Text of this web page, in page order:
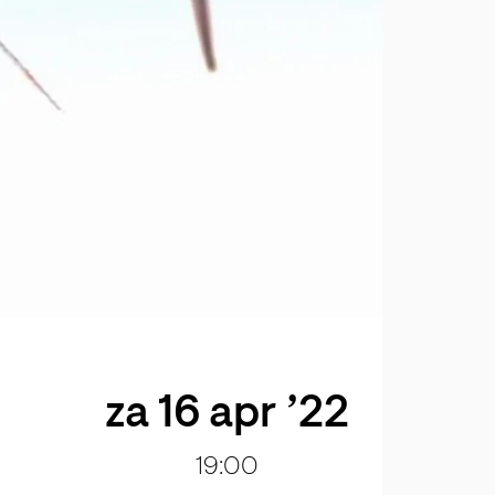
za 16 apr ’22
19:00